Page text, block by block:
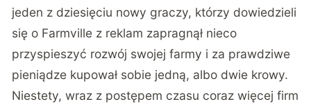
jeden z dziesięciu nowy graczy, którzy dowiedzieli
się o Farmville z reklam zapragnął nieco
przyspieszyć rozwój swojej farmy i za prawdziwe
pieniądze kupował sobie jedną, albo dwie krowy.
Niestety, wraz z postępem czasu coraz więcej firm